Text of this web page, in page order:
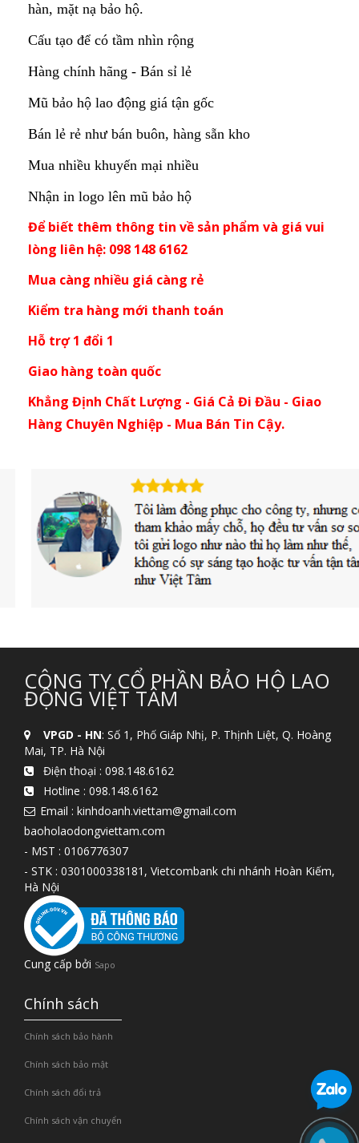
hàn, mặt nạ bảo hộ.
Cấu tạo để có tầm nhìn rộng
Hàng chính hãng - Bán sỉ lẻ
Mũ bảo hộ lao động giá tận gốc
Bán lẻ rẻ như bán buôn, hàng sẵn kho
Mua nhiều khuyến mại nhiều
Nhận in logo lên mũ bảo hộ
Để biết thêm thông tin về sản phẩm và giá vui
lòng liên hệ: 098 148 6162
Mua càng nhiều giá càng rẻ
Kiểm tra hàng mới thanh toán
Hỗ trợ 1 đổi 1
Giao hàng toàn quốc
Khẳng Định Chất Lượng - Giá Cả Đi Đầu - Giao
Hàng Chuyên Nghiệp - Mua Bán Tin Cậy.
CÔNG TY CỔ PHẦN BẢO HỘ LAO
ĐỘNG VIỆT TÂM
VPGD - HN: Số 1, Phố Giáp Nhị, P. Thịnh Liệt, Q. Hoàng
Mai, TP. Hà Nội
Điện thoại : 098.148.6162
Hotline : 098.148.6162
Email : kinhdoanh.viettam@gmail.com
baoholaodongviettam.com
- MST : 0106776307
- STK : 0301000338181, Vietcombank chi nhánh Hoàn Kiếm,
Hà Nội
Cung cấp bởi Sapo
Chính sách
Chính sách bảo hành
Chính sách bảo mật
Chính sách đổi trả
Chính sách vận chuyển